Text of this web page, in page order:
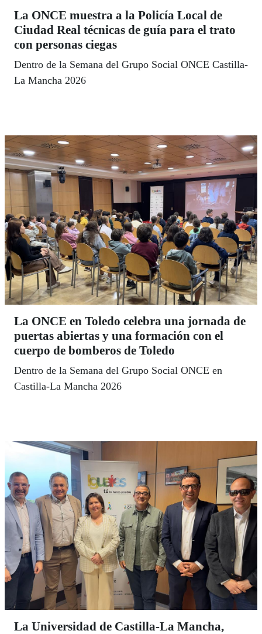
La ONCE muestra a la Policía Local de
Ciudad Real técnicas de guía para el trato
con personas ciegas
Dentro de la Semana del Grupo Social ONCE Castilla-
La Mancha 2026
La ONCE en Toledo celebra una jornada de
puertas abiertas y una formación con el
cuerpo de bomberos de Toledo
Dentro de la Semana del Grupo Social ONCE en
Castilla-La Mancha 2026
La Universidad de Castilla-La Mancha,